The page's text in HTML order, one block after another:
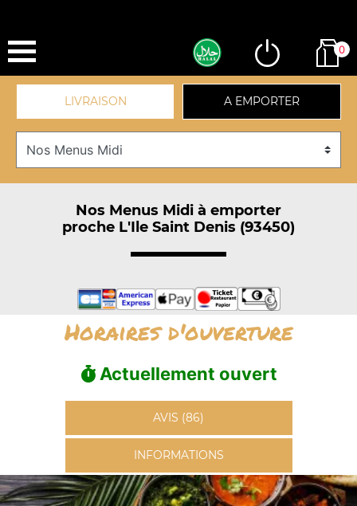
0
LIVRAISON A EMPORTER
Nos Menus Midi à emporter
proche L'Ile Saint Denis (93450)
Horaires d'ouverture
Actuellement ouvert
AVIS (86)
INFORMATIONS